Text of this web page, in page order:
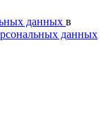
данных в
данных